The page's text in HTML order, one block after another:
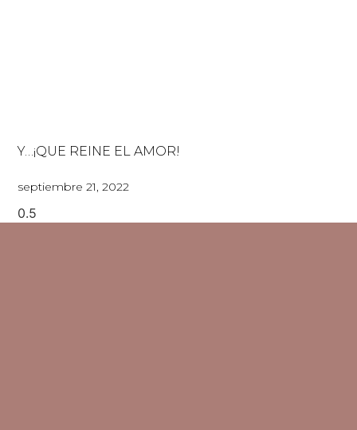
Y…¡QUE REINE EL AMOR!
septiembre 21, 2022